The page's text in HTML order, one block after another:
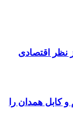
نظر اقتصادی
کابل همدان را